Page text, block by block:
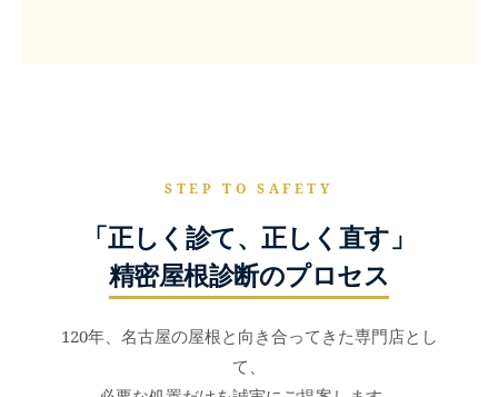
STEP TO SAFETY
「正しく診て、正しく直す」
精密屋根診断のプロセス
120年、名古屋の屋根と向き合ってきた専門店とし
て、